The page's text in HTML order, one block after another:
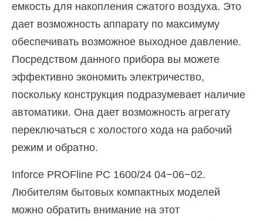
емкость для накопления сжатого воздуха. Это
дает возможность аппарату по максимуму
обеспечивать возможное выходное давление.
Посредством данного прибора вы можете
эффективно экономить электричество,
поскольку конструкция подразумевает наличие
автоматики. Она дает возможность агрегату
переключаться с холостого хода на рабочий
режим и обратно.
Inforce PROFline РС 1600/24 04−06−02.
Любителям бытовых компактных моделей
можно обратить внимание на этот